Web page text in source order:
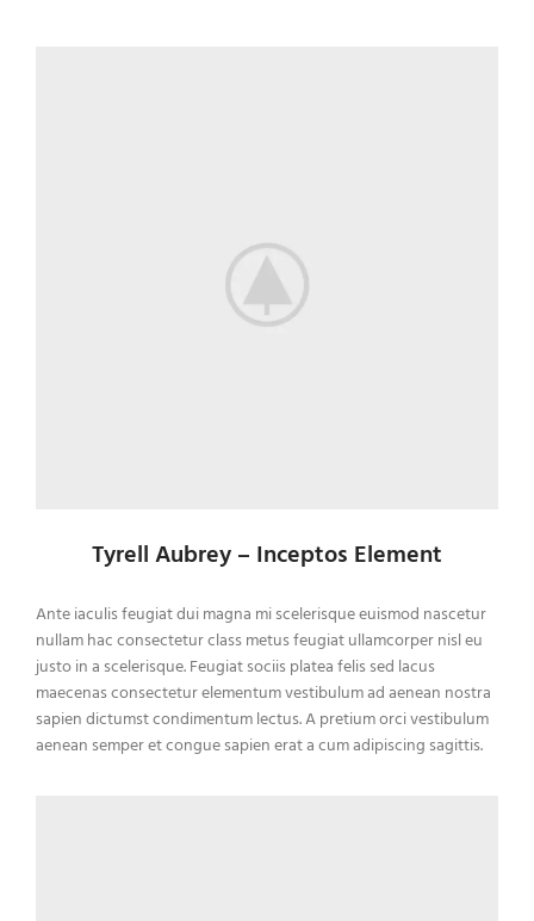
Tyrell Aubrey – Inceptos Element
Ante iaculis feugiat dui magna mi scelerisque euismod nascetur
nullam hac consectetur class metus feugiat ullamcorper nisl eu
justo in a scelerisque. Feugiat sociis platea felis sed lacus
maecenas consectetur elementum vestibulum ad aenean nostra
sapien dictumst condimentum lectus. A pretium orci vestibulum
aenean semper et congue sapien erat a cum adipiscing sagittis.